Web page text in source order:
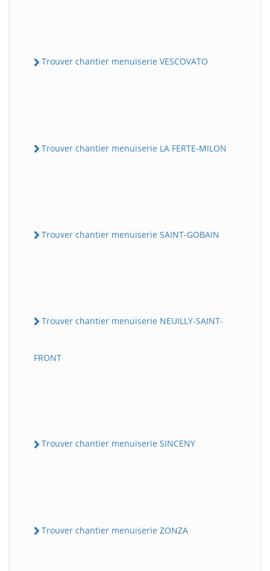
Trouver chantier menuiserie VESCOVATO
Trouver chantier menuiserie LA FERTE-MILON
Trouver chantier menuiserie SAINT-GOBAIN
Trouver chantier menuiserie NEUILLY-SAINT-
FRONT
Trouver chantier menuiserie SINCENY
Trouver chantier menuiserie ZONZA